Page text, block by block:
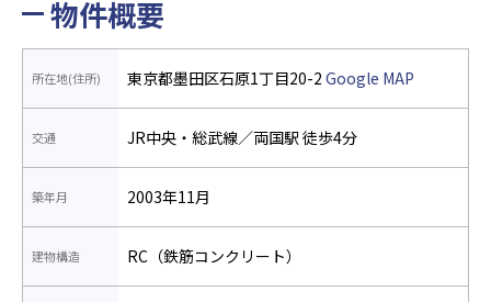
物件概要
所在地(住所) 東京都墨田区石原1丁目20-2 Google MAP
交通 JR中央・総武線／両国駅 徒歩4分
築年月 2003年11月
建物構造 RC（鉄筋コンクリート）